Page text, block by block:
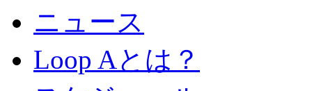
ニュース
Loop Aとは？